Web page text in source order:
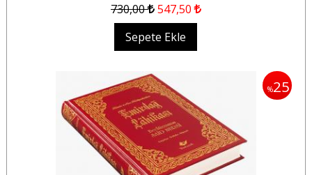
730,00 547,50
Sepete Ekle
%25